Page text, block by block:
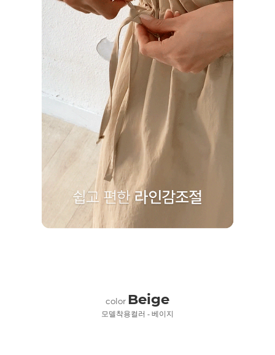
color Beige
모델착용컬러 - 베이지